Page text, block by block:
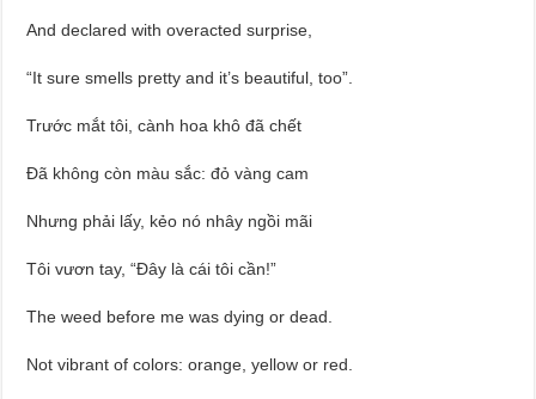
And declared with overacted surprise,
“It sure smells pretty and it’s beautiful, too”.
Trước mắt tôi, cành hoa khô đã chết
Đã không còn màu sắc: đỏ vàng cam
Nhưng phải lấy, kẻo nó nhây ngồi mãi
Tôi vươn tay, “Đây là cái tôi cần!”
The weed before me was dying or dead.
Not vibrant of colors: orange, yellow or red.